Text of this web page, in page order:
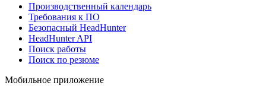
Производственный календарь
Требования к ПО
Безопасный HeadHunter
HeadHunter API
Поиск работы
Поиск по резюме
Мобильное приложение